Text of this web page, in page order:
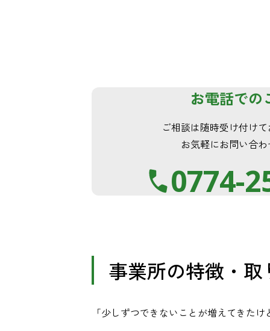
お電話での
ご相談は随時受け付け
お気軽にお問い合
0774-
事業所の特徴・取
「少しずつできないことが増えてきた